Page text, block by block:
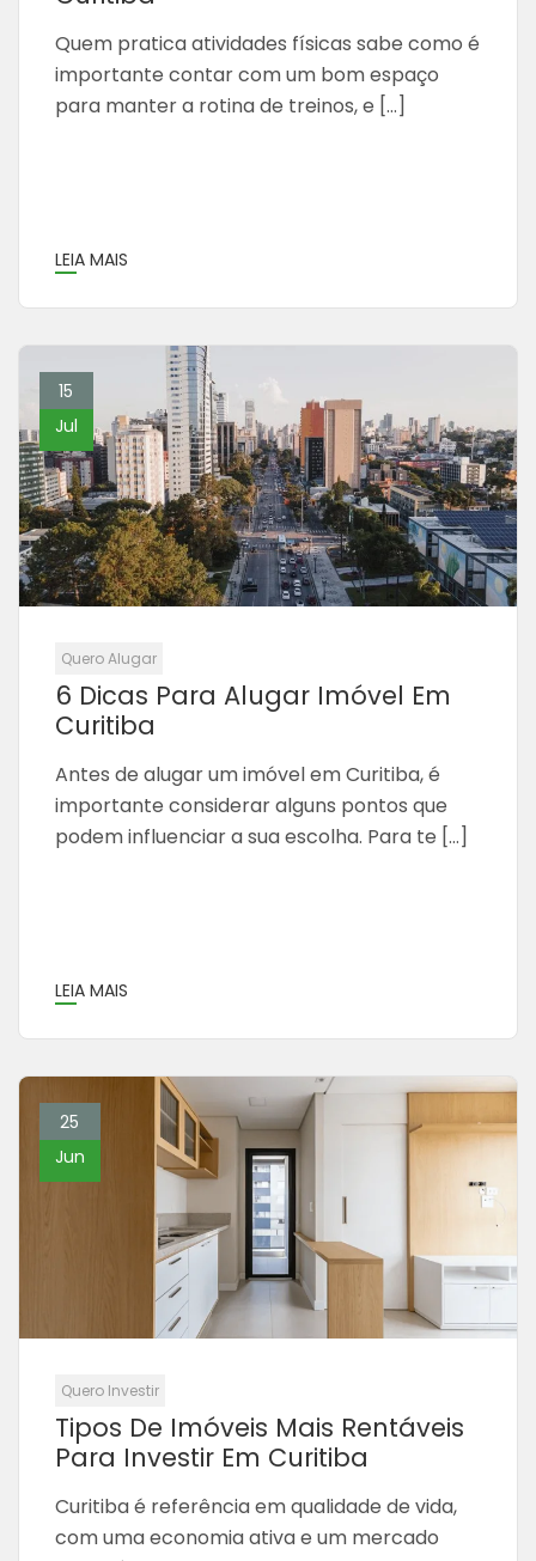
Quem pratica atividades físicas sabe como é
importante contar com um bom espaço
para manter a rotina de treinos, e […]
LEIA MAIS
15
Jul
Quero Alugar
6 Dicas Para Alugar Imóvel Em
Curitiba
Antes de alugar um imóvel em Curitiba, é
importante considerar alguns pontos que
podem influenciar a sua escolha. Para te […]
LEIA MAIS
25
Jun
Quero Investir
Tipos De Imóveis Mais Rentáveis
Para Investir Em Curitiba
Curitiba é referência em qualidade de vida,
com uma economia ativa e um mercado